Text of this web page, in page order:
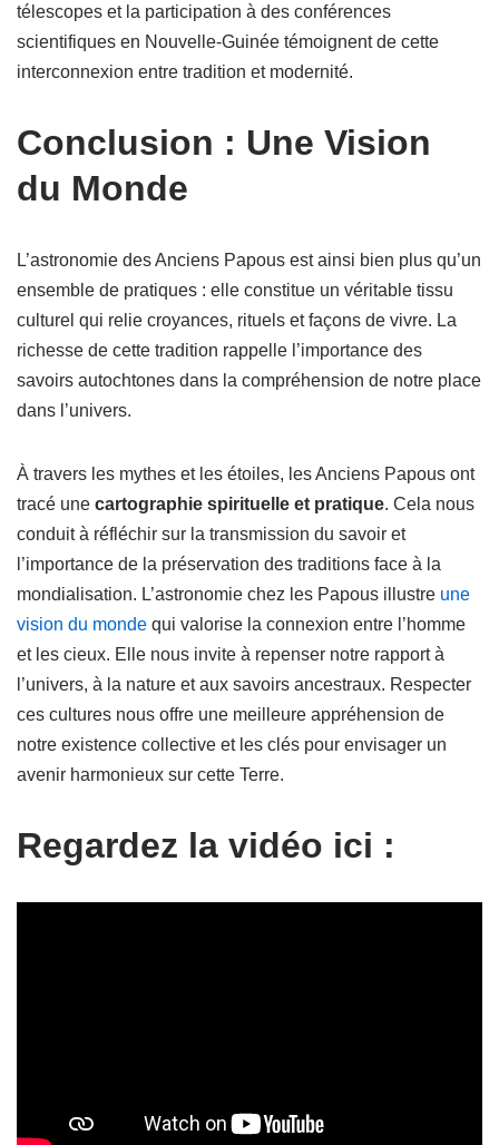
télescopes et la participation à des conférences
scientifiques en Nouvelle-Guinée témoignent de cette
interconnexion entre tradition et modernité.
Conclusion : Une Vision
du Monde
L’astronomie des Anciens Papous est ainsi bien plus qu’un
ensemble de pratiques : elle constitue un véritable tissu
culturel qui relie croyances, rituels et façons de vivre. La
richesse de cette tradition rappelle l’importance des
savoirs autochtones dans la compréhension de notre place
dans l’univers.
À travers les mythes et les étoiles, les Anciens Papous ont
tracé une cartographie spirituelle et pratique. Cela nous
conduit à réfléchir sur la transmission du savoir et
l’importance de la préservation des traditions face à la
mondialisation. L’astronomie chez les Papous illustre une
vision du monde qui valorise la connexion entre l’homme
et les cieux. Elle nous invite à repenser notre rapport à
l’univers, à la nature et aux savoirs ancestraux. Respecter
ces cultures nous offre une meilleure appréhension de
notre existence collective et les clés pour envisager un
avenir harmonieux sur cette Terre.
Regardez la vidéo ici :